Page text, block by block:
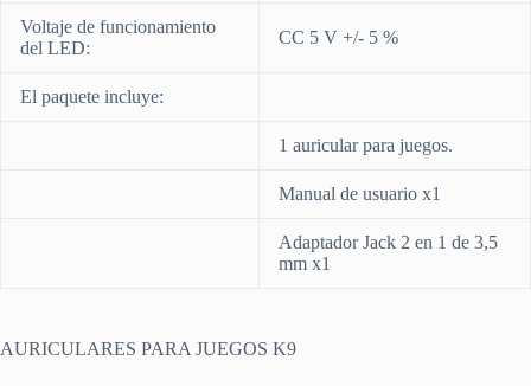
Voltaje de funcionamiento
del LED:
CC 5 V +/- 5 %
El paquete incluye:
1 auricular para juegos.
Manual de usuario x1
Adaptador Jack 2 en 1 de 3,5
mm x1
AURICULARES PARA JUEGOS K9